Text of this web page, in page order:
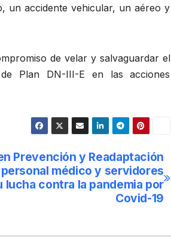
un accidente vehicular, un aéreo y
de velar y salvaguardar el
Plan DN-III-E en las acciones
Prevención y Readaptación
médico y servidores
lucha contra la pandemia por
Covid-19